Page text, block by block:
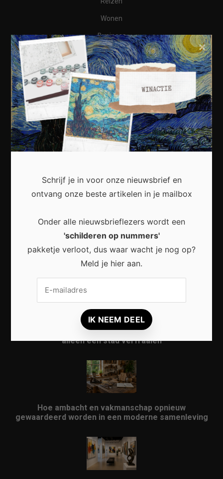
Wonen
Business
Financieel
Varia
Meest recent
Waarom een thuisbatterij steeds interessanter
wordt voor Nederlandse huishoudens
Waarom micro-avonturen de perfecte manier zijn
om Nederland opnieuw te ontdekken
Waarom kunst in openbare ruimtes meer doet dan
alleen een stad verfraaien
Hoe ambacht en vakmanschap opnieuw
gewaardeerd worden in een moderne samenleving
Schrijf je in voor onze nieuwsbrief en
ontvang onze beste artikelen in je mailbox
Onder alle nieuwsbrieflezers wordt een
'schilderen op nummers'
pakketje verloot, dus waar wacht je nog op?
Meld je hier aan.
×